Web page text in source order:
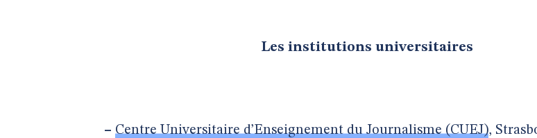
Les institutions universitaires
– Centre Universitaire d’Enseignement du Journalisme (CUEJ),